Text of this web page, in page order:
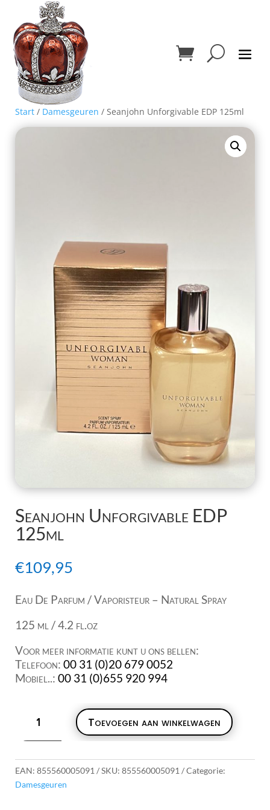
Start / Damesgeuren / Seanjohn Unforgivable EDP 125ml
Seanjohn Unforgivable EDP
125ml
€109,95
Eau De Parfum / Vaporisteur – Natural Spray
125 ml / 4.2 fl.oz
Voor meer informatie kunt u ons bellen:
Telefoon: 00 31 (0)20 679 0052
Mobiel..: 00 31 (0)655 920 994
Unforgivable
Toevoegen aan winkelwagen
EAN: 855560005091 SKU: 855560005091
Categorie:
Damesgeuren